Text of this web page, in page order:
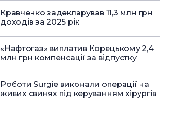
Кравченко задекларував 11,3 млн грн
доходів за 2025 рік
«Нафтогаз» виплатив Корецькому 2,4
млн грн компенсації за відпустку
Роботи Surgie виконали операції на
живих свинях під керуванням хірургів